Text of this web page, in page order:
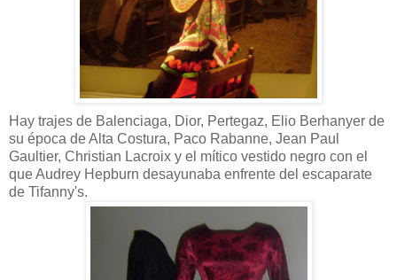
Hay trajes de Balenciaga, Dior, Pertegaz, Elio Berhanyer de
su época de Alta Costura, Paco Rabanne, Jean Paul
Gaultier, Christian Lacroix y el mítico vestido negro con el
que Audrey Hepburn desayunaba enfrente del escaparate
de Tifanny's.